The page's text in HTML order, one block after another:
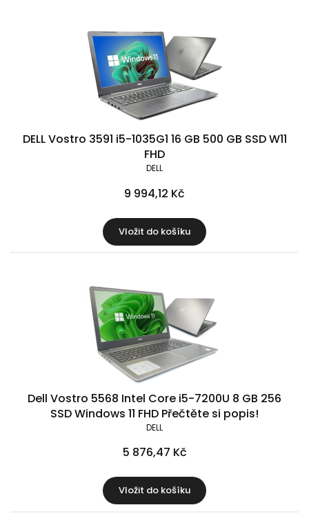
DELL Vostro 3591 i5-1035G1 16 GB 500 GB SSD W11
FHD
DELL
9 994,12 Kč
Vložit do košíku
Dell Vostro 5568 Intel Core i5-7200U 8 GB 256
SSD Windows 11 FHD Přečtěte si popis!
DELL
5 876,47 Kč
Vložit do košíku